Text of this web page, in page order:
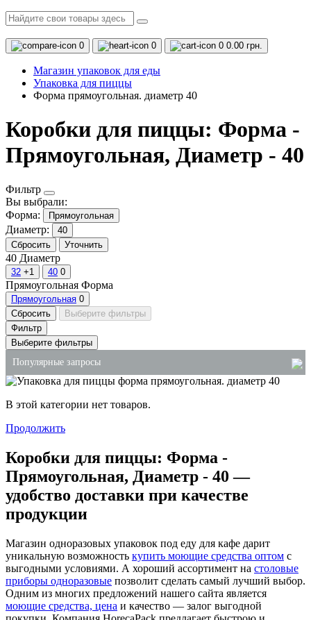
0 0 0 0.00 грн.
Магазин упаковок для еды
Упаковка для пиццы
Форма прямоугольная. диаметр 40
Коробки для пиццы: Форма -
Прямоугольная, Диаметр - 40
Фильтр
Вы выбрали:
Форма:
Прямоугольная
Диаметр:
40
Сбросить
Уточнить
40 Диаметр
32 +1 40 0
Прямоугольная Форма
Прямоугольная 0
Сбросить
Выберите фильтры
Фильтр
Выберите фильтры
Популярные запросы
бумажные полотенца купить оптом
крафт пакет оптом
пакеты купить киев
пищевое ведро
упаковка для лапши вок
В этой категории нет товаров.
Продолжить
Коробки для пиццы: Форма -
Прямоугольная, Диаметр - 40 —
удобство доставки при качестве
продукции
Магазин одноразовых упаковок под еду для кафе дарит
уникальную возможность купить моющие средства оптом с
выгодными условиями. А хороший ассортимент на столовые
приборы одноразовые позволит сделать самый лучший выбор.
Одним из многих предложений нашего сайта является
моющие средства, цена и качество — залог выгодной